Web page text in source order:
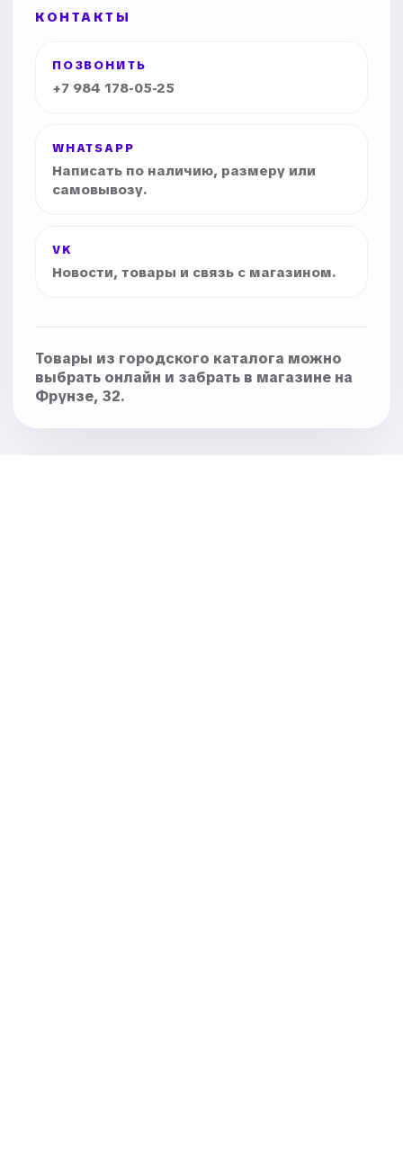
КОНТАКТЫ
ПОЗВОНИТЬ
+7 984 178-05-25
WHATSAPP
Написать по наличию, размеру или
самовывозу.
VK
Новости, товары и связь с магазином.
Товары из городского каталога можно
выбрать онлайн и забрать в магазине на
Фрунзе, 32.